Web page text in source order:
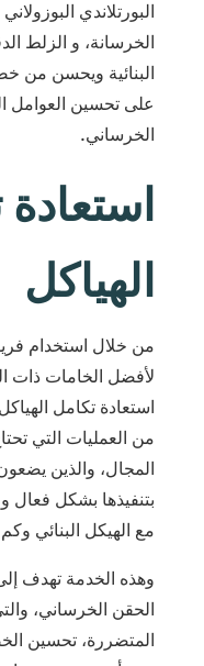
البورتلاندي
الخرسانة، و الزلط
البنائية ويحسن من
على تحسين العوامل
الخرساني.
الهياكل
من خلال استخدام
لأفضل الخامات ذات
استعادة تكامل
من العمليات التي
المجال، والذين
بتنفيذها بشكل فعال
مع الهيكل البنائي
وهذه الخدمة تهدف
الحقن الخرساني،
المتضررة، تحسين